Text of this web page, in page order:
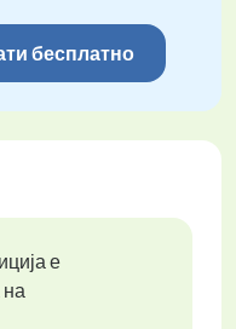
бесплатно
е
на